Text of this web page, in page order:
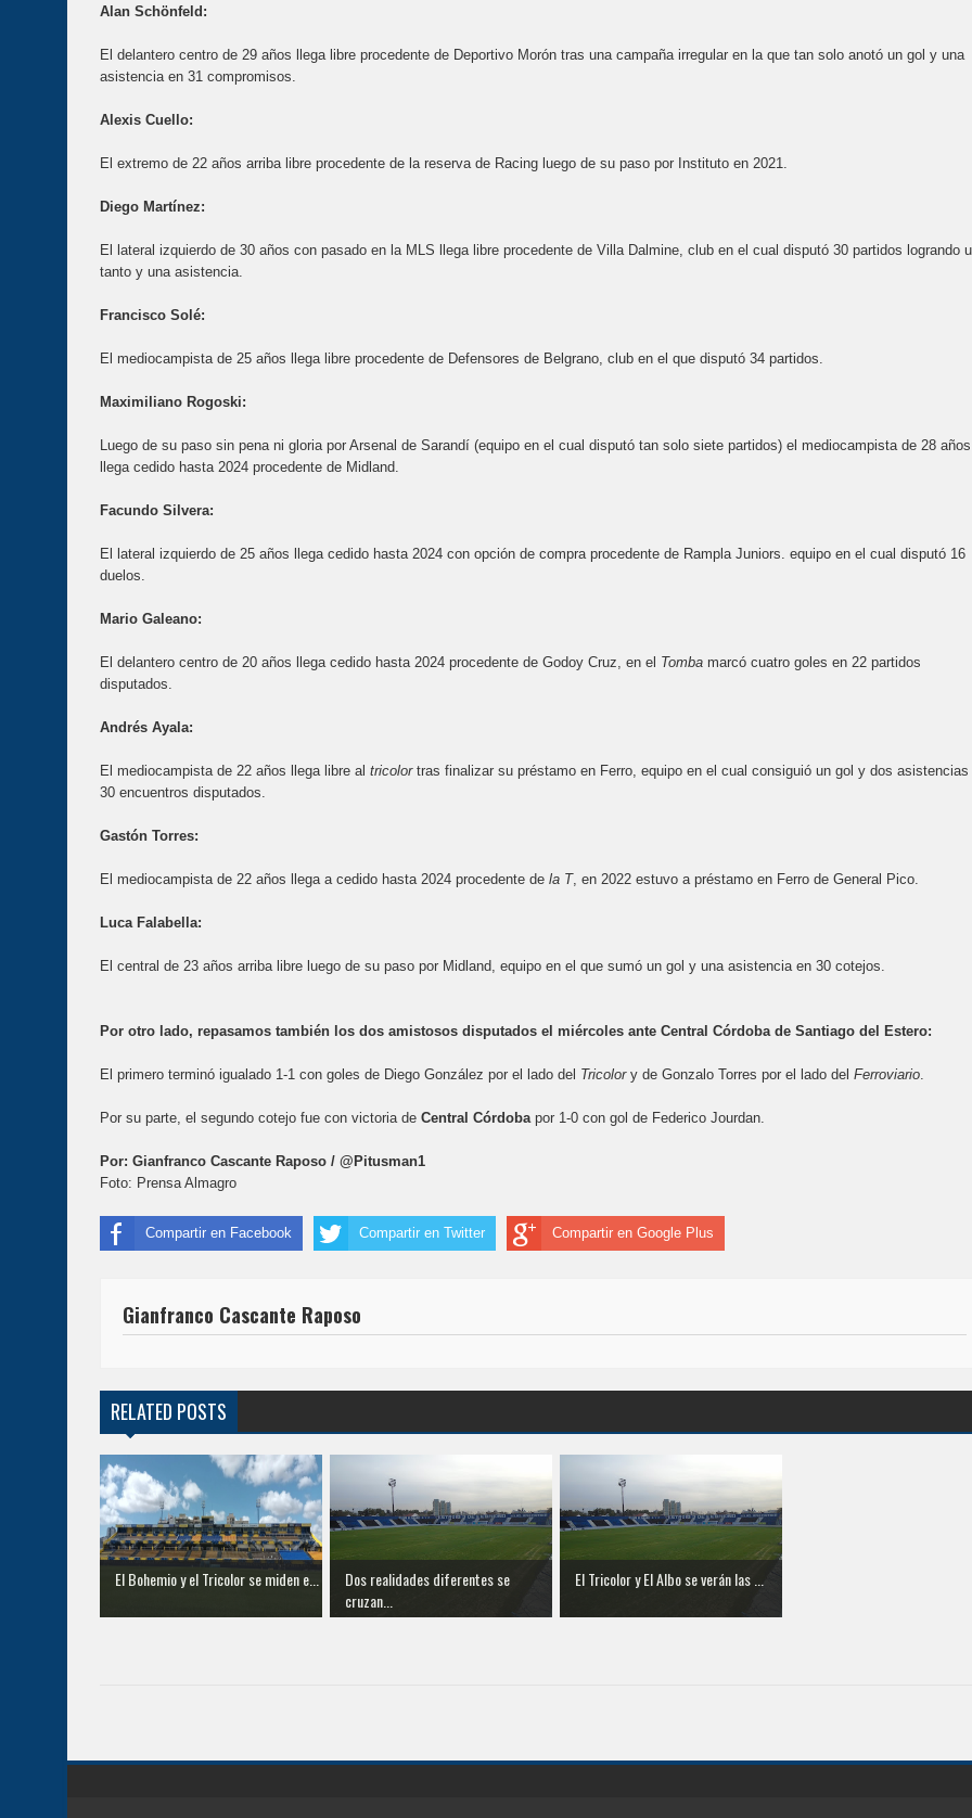
Alan Schönfeld:
El delantero centro de 29 años llega libre procedente de Deportivo Morón tras una campaña irregular en la que tan solo anotó un gol y una
asistencia en 31 compromisos.
Alexis Cuello:
El extremo de 22 años arriba libre procedente de la reserva de Racing luego de su paso por Instituto en 2021.
Diego Martínez:
El lateral izquierdo de 30 años con pasado en la MLS llega libre procedente de Villa Dalmine, club en el cual disputó 30 partidos logrando
tanto y una asistencia.
Francisco Solé:
El mediocampista de 25 años llega libre procedente de Defensores de Belgrano, club en el que disputó 34 partidos.
Maximiliano Rogoski:
Luego de su paso sin pena ni gloria por Arsenal de Sarandí (equipo en el cual disputó tan solo siete partidos) el mediocampista de 28 años
llega cedido hasta 2024 procedente de Midland.
Facundo Silvera:
El lateral izquierdo de 25 años llega cedido hasta 2024 con opción de compra procedente de Rampla Juniors. equipo en el cual disputó 16
duelos.
Mario Galeano:
El delantero centro de 20 años llega cedido hasta 2024 procedente de Godoy Cruz, en el Tomba marcó cuatro goles en 22 partidos
disputados.
Andrés Ayala:
El mediocampista de 22 años llega libre al tricolor tras finalizar su préstamo en Ferro, equipo en el cual consiguió un gol y dos asistencias
30 encuentros disputados.
Gastón Torres:
El mediocampista de 22 años llega a cedido hasta 2024 procedente de la T, en 2022 estuvo a préstamo en Ferro de General Pico.
Luca Falabella:
El central de 23 años arriba libre luego de su paso por Midland, equipo en el que sumó un gol y una asistencia en 30 cotejos.
Por otro lado, repasamos también los dos amistosos disputados el miércoles ante Central Córdoba de Santiago del Estero:
El primero terminó igualado 1-1 con goles de Diego González por el lado del Tricolor y de Gonzalo Torres por el lado del Ferroviario
Por su parte, el segundo cotejo fue con victoria de Central Córdoba por 1-0 con gol de Federico Jourdan.
Por: Gianfranco Cascante Raposo / @Pitusman1
Foto: Prensa Almagro
Compartir en Facebook Compartir en Twitter Compartir en Google Plus
Gianfranco Cascante Raposo
RELATED POSTS
El Bohemio y el Tricolor se miden e...
Dos realidades diferentes se
cruzan...
El Tricolor y El Albo se verán las ...